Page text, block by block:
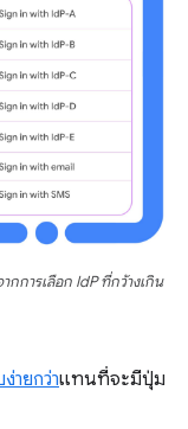
กการเลือก IdP ที่กว้างเกิน
ายกว่าแทนที่จะมีปุ่ม